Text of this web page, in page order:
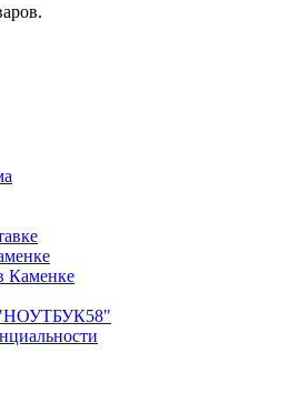
Каменке
"НОУТБУК58"